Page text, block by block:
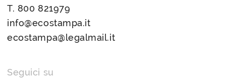
T. 800 821979
info@ecostampa.it
ecostampa@legalmail.it
Seguici su